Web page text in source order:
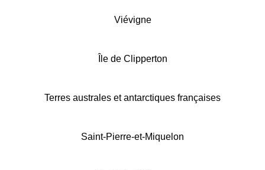
Viévigne
Île de Clipperton
Terres australes et antarctiques françaises
Saint-Pierre-et-Miquelon